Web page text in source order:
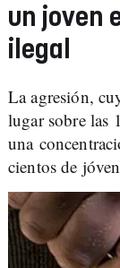
un joven
ilegal
La agresión,
lugar sobre las
una
cientos de